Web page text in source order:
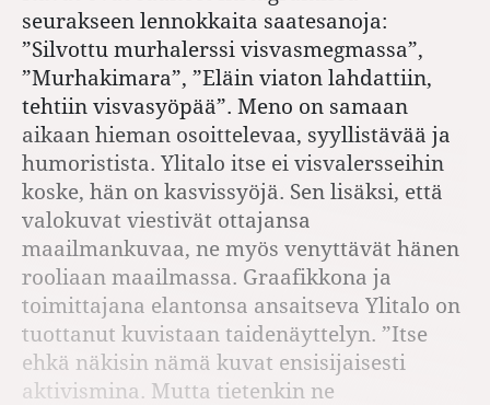
seurakseen lennokkaita saatesanoja:
”Silvottu murhalerssi visvasmegmassa”,
”Murhakimara”, ”Eläin viaton lahdattiin,
tehtiin visvasyöpää”. Meno on samaan
aikaan hieman osoittelevaa, syyllistävää ja
humoristista. Ylitalo itse ei visvalersseihin
koske, hän on kasvissyöjä. Sen lisäksi, että
valokuvat viestivät ottajansa
maailmankuvaa, ne myös venyttävät hänen
rooliaan maailmassa. Graafikkona ja
toimittajana elantonsa ansaitseva Ylitalo on
tuottanut kuvistaan taidenäyttelyn. ”Itse
ehkä näkisin nämä kuvat ensisijaisesti
aktivismina. Mutta tietenkin ne